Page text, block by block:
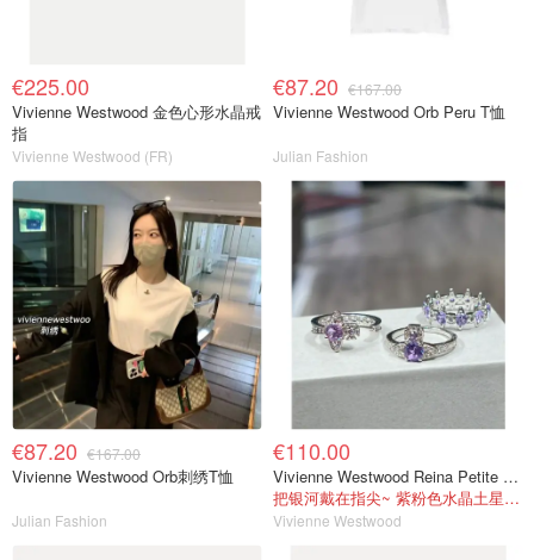
€225.00
Vivienne Westwood 金色心形水晶戒
指
Vivienne Westwood (FR)
€87.20 €167.00
Vivienne Westwood Orb Peru T恤
Julian Fashion
€87.20 €167.00
Vivienne Westwood Orb刺绣T恤
Julian Fashion
€110.00
Vivienne Westwood Reina Petite 戒指
把银河戴在指尖~ 紫粉色水晶土星真的太仙了
Vivienne Westwood